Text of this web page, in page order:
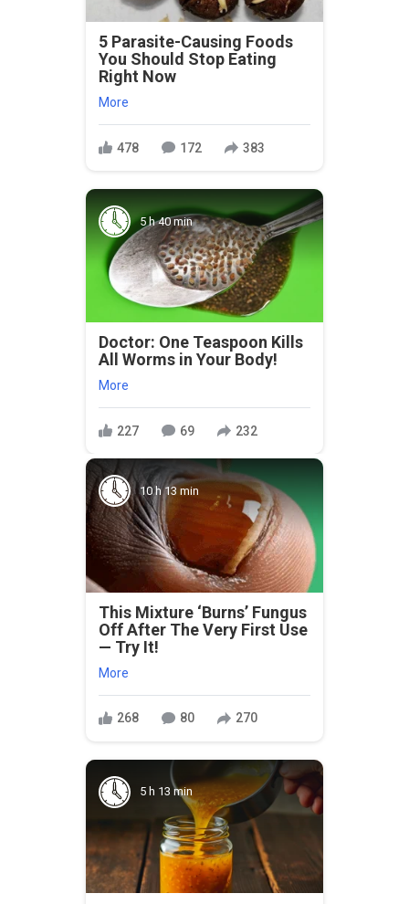
5 Parasite-Causing Foods
You Should Stop Eating
Right Now
More
478 172 383
5 h 40 min
Doctor: One Teaspoon Kills
All Worms in Your Body!
More
227 69 232
10 h 13 min
This Mixture ‘Burns’ Fungus
Off After The Very First Use
— Try It!
More
268 80 270
5 h 13 min